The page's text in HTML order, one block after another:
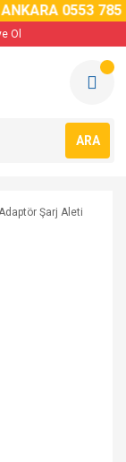
0553 785 02
Ol
ARA